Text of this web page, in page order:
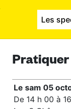
Les
Pratiquer
Le sam 05
De 14 h 00 à